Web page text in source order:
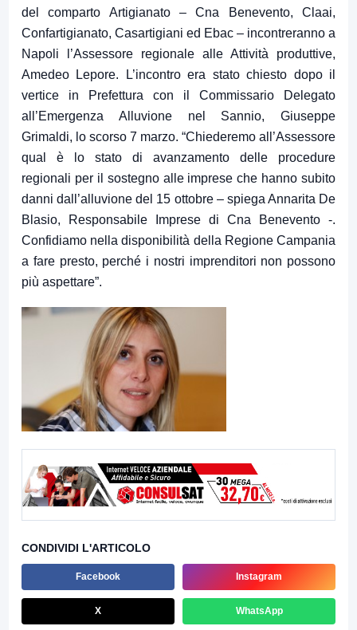
del comparto Artigianato – Cna Benevento, Claai,
Confartigianato, Casartigiani ed Ebac – incontreranno a
Napoli l’Assessore regionale alle Attività produttive,
Amedeo Lepore. L’incontro era stato chiesto dopo il
vertice in Prefettura con il Commissario Delegato
all’Emergenza Alluvione nel Sannio, Giuseppe
Grimaldi, lo scorso 7 marzo. “Chiederemo all’Assessore
qual è lo stato di avanzamento delle procedure
regionali per il sostegno alle imprese che hanno subito
danni dall’alluvione del 15 ottobre – spiega Annarita De
Blasio, Responsabile Imprese di Cna Benevento -.
Confidiamo nella disponibilità della Regione Campania
a fare presto, perché i nostri imprenditori non possono
più aspettare”.
CONDIVIDI L'ARTICOLO
Facebook Instagram
X WhatsApp